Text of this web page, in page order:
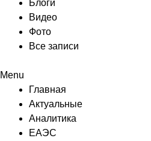
Блоги
Видео
Фото
Все записи
Menu
Главная
Актуальные
Аналитика
ЕАЭС